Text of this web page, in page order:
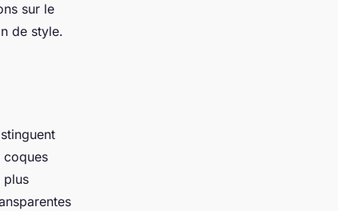
sur le
de style.
coques
plus